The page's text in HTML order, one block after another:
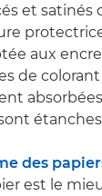
et satinés
aux
de
absorbées
des
est le